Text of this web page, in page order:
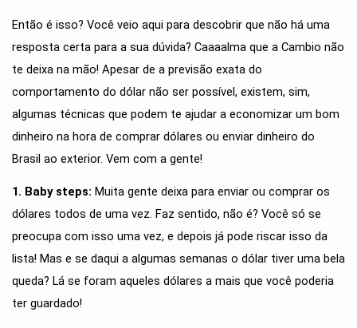
Então é isso? Você veio aqui para descobrir que não há uma
resposta certa para a sua dúvida? Caaaalma que a Cambio não
te deixa na mão! Apesar de a previsão exata do
comportamento do dólar não ser possível, existem, sim,
algumas técnicas que podem te ajudar a economizar um bom
dinheiro na hora de comprar dólares ou enviar dinheiro do
Brasil ao exterior. Vem com a gente!
1. Baby steps: Muita gente deixa para enviar ou comprar os
dólares todos de uma vez. Faz sentido, não é? Você só se
preocupa com isso uma vez, e depois já pode riscar isso da
lista! Mas e se daqui a algumas semanas o dólar tiver uma bela
queda? Lá se foram aqueles dólares a mais que você poderia
ter guardado!